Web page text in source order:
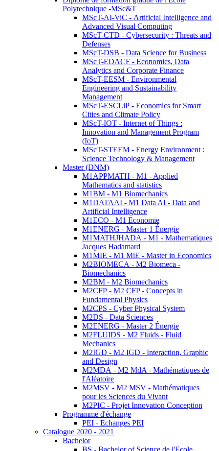
Polytechnique -MSc&T
MScT-AI-ViC - Artificial Intelligence and
Advanced Visual Computing
MScT-CTD - Cybersecurity : Threats and
Defenses
MScT-DSB - Data Science for Business
MScT-EDACF - Economics, Data
Analytics and Corporate Finance
MScT-EESM - Environmental
Engineering and Sustainability
Management
MScT-ESCLiP - Economics for Smart
Cities and Climate Policy
MScT-IOT - Internet of Things :
Innovation and Management Program
(IoT)
MScT-STEEM - Energy Environment :
Science Technology & Management
Master (DNM)
M1APPMATH - M1 - Applied
Mathematics and statistics
M1BM - M1 Biomechanics
M1DATAAI - M1 Data AI - Data and
Artificial Intelligence
M1ECO - M1 Economie
M1ENERG - Master 1 Énergie
M1MATHJHADA - M1 - Mathematiques
Jacques Hadamard
M1MIE - M1 MiE - Master in Economics
M2BIOMECA - M2 Biomeca -
Biomechanics
M2BM - M2 Biomechanics
M2CFP - M2 CFP - Concepts in
Fundamental Physics
M2CPS - Cyber Physical System
M2DS - Data Sciences
M2ENERG - Master 2 Énergie
M2FLUIDS - M2 Fluids - Fluid
Mechanics
M2IGD - M2 IGD - Interaction, Graphic
and Design
M2MDA - M2 MdA - Mathématiques de
l'Aléatoire
M2MSV - M2 MSV - Mathématiques
pour les Sciences du Vivant
M2PIC - Projet Innovation Conception
Programme d'échange
PEI - Echanges PEI
Catalogue 2020 - 2021
Bachelor
BS - Bachelor of Science de l'Ecole